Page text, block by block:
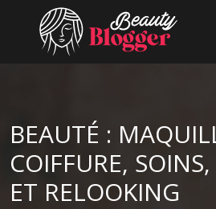
BEAUTÉ :
COIFFURE,
ET RELOOKING